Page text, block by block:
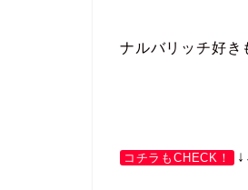
ナルバリッチ好き
コチラもCHECK！